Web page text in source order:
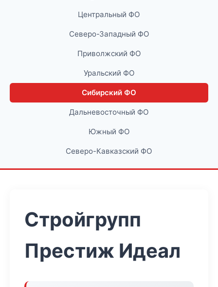
Центральный ФО
Северо-Западный ФО
Приволжский ФО
Уральский ФО
Сибирский ФО
Дальневосточный ФО
Южный ФО
Северо-Кавказский ФО
Стройгрупп
Престиж Идеал